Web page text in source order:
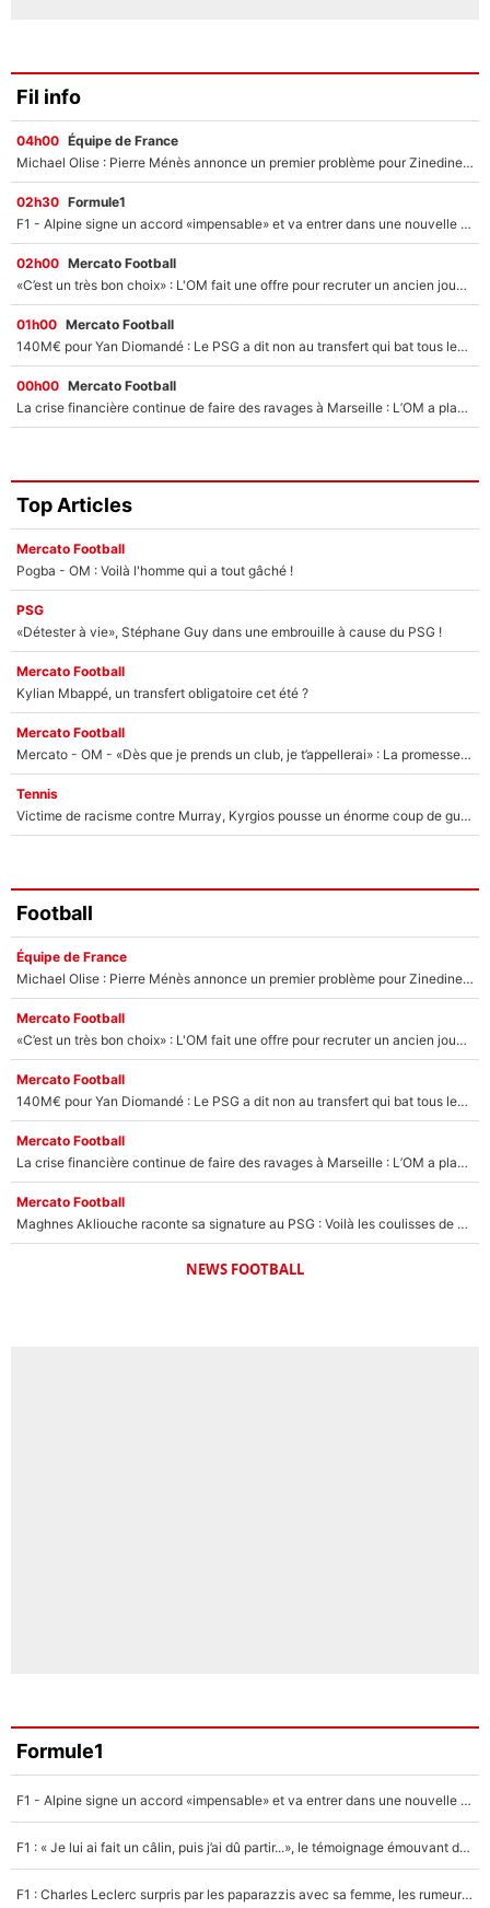
Fil info
04h00 Équipe de France
Michael Olise : Pierre Ménès annonce un premier problème pour Zinedine Zidane en équipe de France
02h30 Formule1
F1 - Alpine signe un accord «impensable» et va entrer dans une nouvelle dimension : Grande nouvelle pour Pierre Gasly !
02h00 Mercato Football
«C’est un très bon choix» : L'OM fait une offre pour recruter un ancien joueur du PSG... et c'est validé dans l'After Foot !
01h00 Mercato Football
140M€ pour Yan Diomandé : Le PSG a dit non au transfert qui bat tous les records sur le mercato
00h00 Mercato Football
La crise financière continue de faire des ravages à Marseille : L’OM a placé 12 joueurs sur le marché des transferts… et ça pourrait lui rapporter près de 100M€ !
Top Articles
Mercato Football
Pogba - OM : Voilà l'homme qui a tout gâché !
PSG
«Détester à vie», Stéphane Guy dans une embrouille à cause du PSG !
Mercato Football
Kylian Mbappé, un transfert obligatoire cet été ?
Mercato Football
Mercato - OM - «Dès que je prends un club, je t’appellerai» : La promesse de Marcelino au moment de claquer la porte
Tennis
Victime de racisme contre Murray, Kyrgios pousse un énorme coup de gueule !
Football
Équipe de France
Michael Olise : Pierre Ménès annonce un premier problème pour Zinedine Zidane en équipe de France
Mercato Football
«C’est un très bon choix» : L'OM fait une offre pour recruter un ancien joueur du PSG... et c'est validé dans l'After Foot !
Mercato Football
140M€ pour Yan Diomandé : Le PSG a dit non au transfert qui bat tous les records sur le mercato
Mercato Football
La crise financière continue de faire des ravages à Marseille : L’OM a placé 12 joueurs sur le marché des transferts… et ça pourrait lui rapporter près de 100M€ !
Mercato Football
Maghnes Akliouche raconte sa signature au PSG : Voilà les coulisses de son transfert de rêve à 50M€
NEWS FOOTBALL
Formule1
F1 - Alpine signe un accord «impensable» et va entrer dans une nouvelle dimension : Grande nouvelle pour Pierre Gasly !
F1 : « Je lui ai fait un câlin, puis j’ai dû partir...», le témoignage émouvant de Max Verstappen sur sa fille
F1 : Charles Leclerc surpris par les paparazzis avec sa femme, les rumeurs étaient vraies !